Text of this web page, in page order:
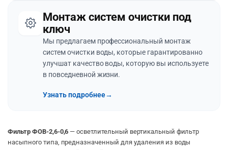
Монтаж систем очистки под
ключ
Мы предлагаем профессиональный монтаж
систем очистки воды, которые гарантированно
улучшат качество воды, которую вы используете
в повседневной жизни.
Узнать подробнее→
Фильтр ФОВ-2,6-0,6 — осветлительный вертикальный фильтр
насыпного типа, предназначенный для удаления из воды